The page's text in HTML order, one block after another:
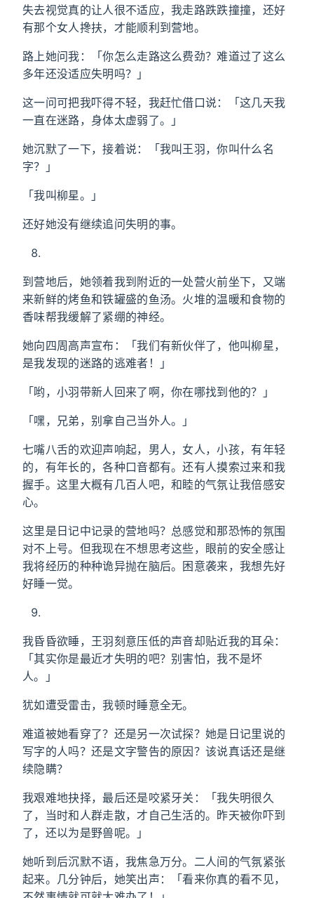
失去视觉真的让人很不适应，我走路跌跌撞撞，还好
有那个女人搀扶，才能顺利到营地。
路上她问我：「你怎么走路这么费劲？难道过了这么
多年还没适应失明吗？」
这一问可把我吓得不轻，我赶忙借口说：「这几天我
一直在迷路，身体太虚弱了。」
她沉默了一下，接着说：「我叫王羽，你叫什么名
字？」
「我叫柳星。」
还好她没有继续追问失明的事。
到营地后，她领着我到附近的一处营火前坐下，又端
来新鲜的烤鱼和铁罐盛的鱼汤。火堆的温暖和食物的
香味帮我缓解了紧绷的神经。
她向四周高声宣布：「我们有新伙伴了，他叫柳星，
是我发现的迷路的逃难者！」
「哟，小羽带新人回来了啊，你在哪找到他的？」
「嘿，兄弟，别拿自己当外人。」
七嘴八舌的欢迎声响起，男人，女人，小孩，有年轻
的，有年长的，各种口音都有。还有人摸索过来和我
握手。这里大概有几百人吧，和睦的气氛让我倍感安
心。
这里是日记中记录的营地吗？总感觉和那恐怖的氛围
对不上号。但我现在不想思考这些，眼前的安全感让
我将经历的种种诡异抛在脑后。困意袭来，我想先好
好睡一觉。
我昏昏欲睡，王羽刻意压低的声音却贴近我的耳朵：
「其实你是最近才失明的吧？别害怕，我不是坏
人。」
犹如遭受雷击，我顿时睡意全无。
难道被她看穿了？还是另一次试探？她是日记里说的
写字的人吗？还是文字警告的原因？该说真话还是继
续隐瞒？
我艰难地抉择，最后还是咬紧牙关：「我失明很久
了，当时和人群走散，才自己生活的。昨天被你吓到
了，还以为是野兽呢。」
她听到后沉默不语，我焦急万分。二人间的气氛紧张
起来。几分钟后，她笑出声：「看来你真的看不见，